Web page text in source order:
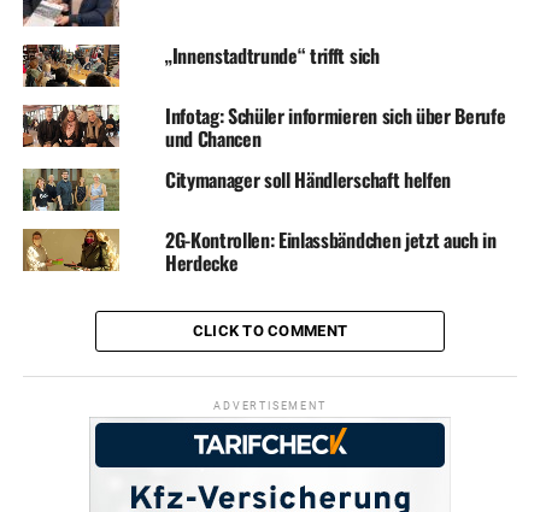
„Innenstadtrunde“ trifft sich
Infotag: Schüler informieren sich über Berufe
und Chancen
Citymanager soll Händlerschaft helfen
2G-Kontrollen: Einlassbändchen jetzt auch in
Herdecke
CLICK TO COMMENT
ADVERTISEMENT